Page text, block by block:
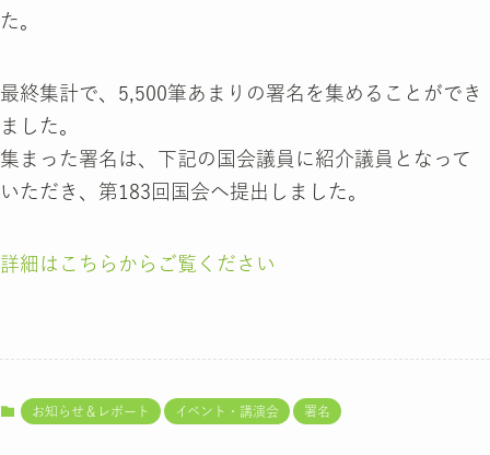
た。
最終集計で、5,500筆あまりの署名を集めることができ
ました。
集まった署名は、下記の国会議員に紹介議員となって
いただき、第183回国会へ提出しました。
詳細はこちらからご覧ください
お知らせ＆レポート イベント・講演会 署名